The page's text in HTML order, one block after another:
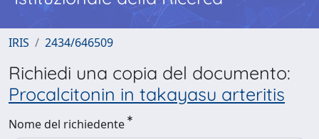
IRIS 2434/646509
Richiedi una copia del documento:
Procalcitonin in takayasu arteritis
Nome del richiedente